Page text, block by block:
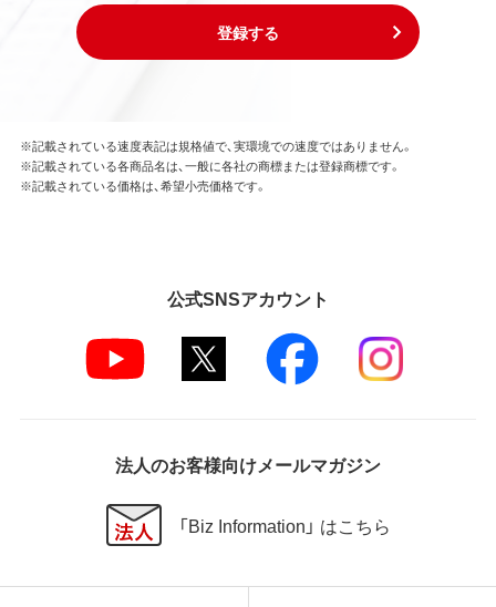
登録する
※記載されている速度表記は規格値で、実環境での速度ではありません。
※記載されている各商品名は、一般に各社の商標または登録商標です。
※記載されている価格は、希望小売価格です。
公式SNSアカウント
法人のお客様向けメールマガジン
「Biz Information」 はこちら